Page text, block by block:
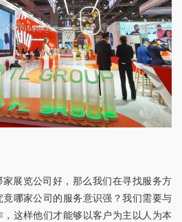
展览公司好，那么我们在寻找服务方
哪家公司的服务意识强？我们需要与
这样他们才能够以客户为主以人为本